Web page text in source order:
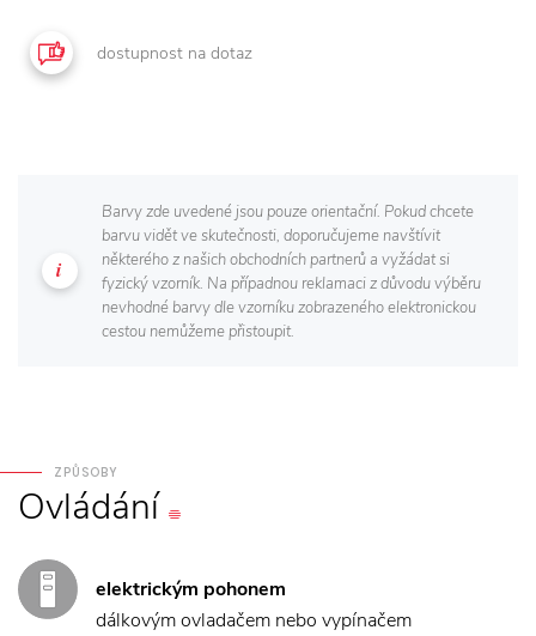
dostupnost na dotaz
Barvy zde uvedené jsou pouze orientační. Pokud chcete
barvu vidět ve skutečnosti, doporučujeme navštívit
některého z našich obchodních partnerů a vyžádat si
fyzický vzorník. Na případnou reklamaci z důvodu výběru
nevhodné barvy dle vzorníku zobrazeného elektronickou
cestou nemůžeme přistoupit.
ZPŮSOBY
Ovládání
elektrickým pohonem
dálkovým ovladačem nebo vypínačem